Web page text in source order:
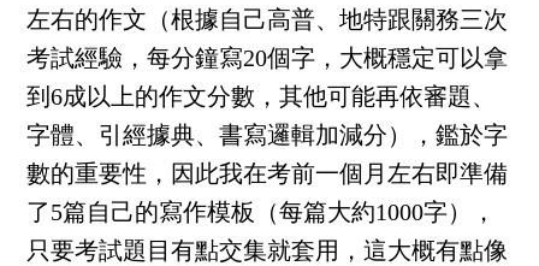
左右的作文（根據自己高普、地特跟關務三次
考試經驗，每分鐘寫20個字，大概穩定可以拿
到6成以上的作文分數，其他可能再依審題、
字體、引經據典、書寫邏輯加減分），鑑於字
數的重要性，因此我在考前一個月左右即準備
了5篇自己的寫作模板（每篇大約1000字），
只要考試題目有點交集就套用，這大概有點像